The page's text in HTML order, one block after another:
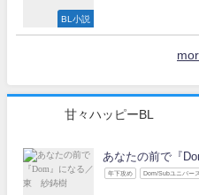
BL小説
甘々ハッピーBL
あなたの前で『
年下攻め Dom/Subユニバース